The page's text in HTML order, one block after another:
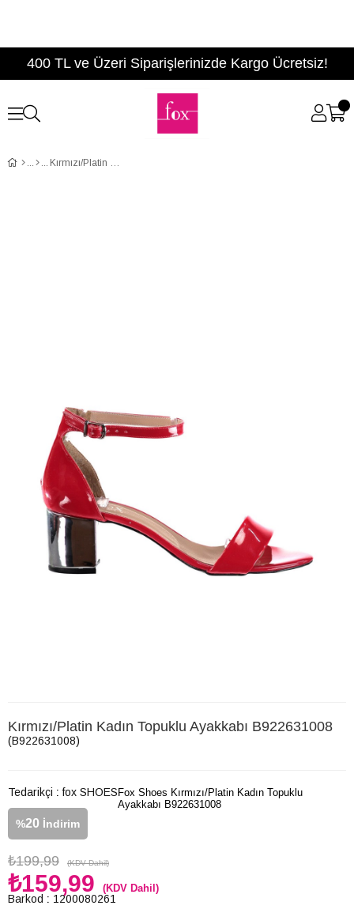
400 TL ve Üzeri Siparişlerinizde Kargo Ücretsiz!
Kırmızı/Platin Kadın Topuklu Ayakkabı B922631008
Kırmızı/Platin Kadın Topuklu Ayakkabı B922631008
(B922631008)
Tedarikçi : fox SHOES
%20 İndirim
₺199,99 (KDV Dahil)
₺159,99 (KDV Dahil)
Barkod : 1200080261
Fox Shoes Kırmızı/Platin Kadın Topuklu
Ayakkabı B922631008